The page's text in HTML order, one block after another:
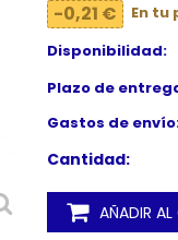
-0,21 €
En
Disponibilidad:
Plazo de
Gastos de
Cantidad:
AÑADIR